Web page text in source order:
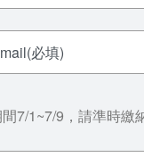
7/1~7/9，請準時繳